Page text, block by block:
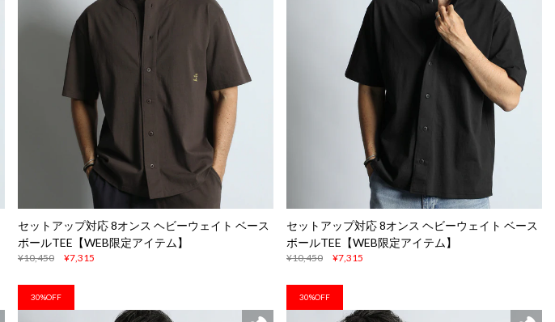
セットアップ対応 8オンス ヘビーウェイト ベース
ボールTEE【WEB限定アイテム】
¥10,450 ¥7,315
セットアップ対応 8オンス ヘビーウェイト ベース
ボールTEE【WEB限定アイテム】
¥10,450 ¥7,315
30%OFF 30%OFF